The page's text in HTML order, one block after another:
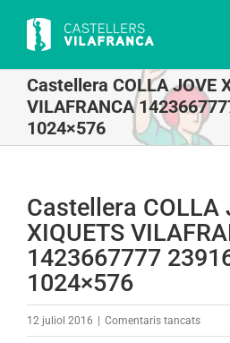
content
Castellera COLLA JOVE
VILAFRANCA
1024×576
Castellera COLLA
XIQUETS
1423667777
1024×576
12 juliol 2016 Comentaris tancatsa